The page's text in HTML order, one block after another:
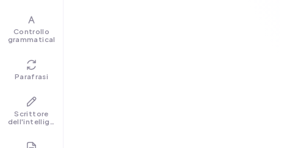
Controllo
grammaticale
Parafrasi
Scrittore
dell'intelligenza